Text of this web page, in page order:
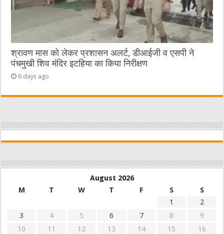
श्रावण मास को लेकर प्रशासन अलर्ट, डीआईजी व एसपी ने
पंचमुखी शिव मंदिर इटहिया का किया निरीक्षण
6 days ago
August 2026
M
T W T F S
S
1
2
3
4 5 6 7 8
9
10
11 12 13 14 15
16